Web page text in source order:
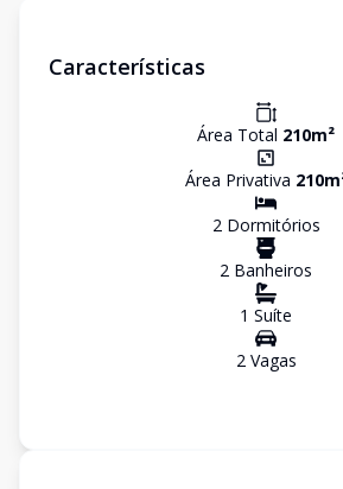
Características
Área Total 210m²
Área Privativa 210
2Dormitórios
2 Banheiros
1 Suíte
2Vagas